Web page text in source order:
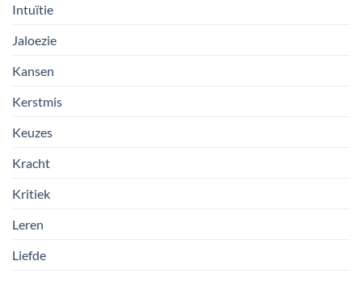
Intuïtie
Jaloezie
Kansen
Kerstmis
Keuzes
Kracht
Kritiek
Leren
Liefde